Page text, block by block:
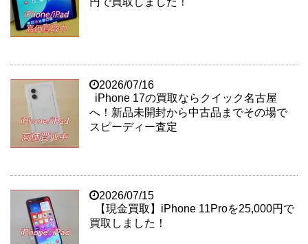
2026/07/16
iPhone 17の買取ならクイック名古屋
へ！新品未開封から中古品までその場で
スピーディー査定
2026/07/15
【現金買取】iPhone 11Proを25,000円で
買取しました！